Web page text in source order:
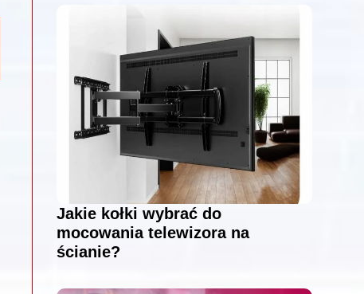
Jakie kołki wybrać do
mocowania telewizora na
ścianie?